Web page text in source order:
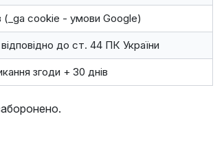
(_ga cookie - умови Google)
відповідно до ст. 44 ПК України
згоди + 30 днів